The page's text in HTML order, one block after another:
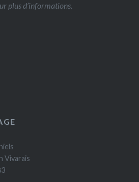
plus d’informations.
Vivarais